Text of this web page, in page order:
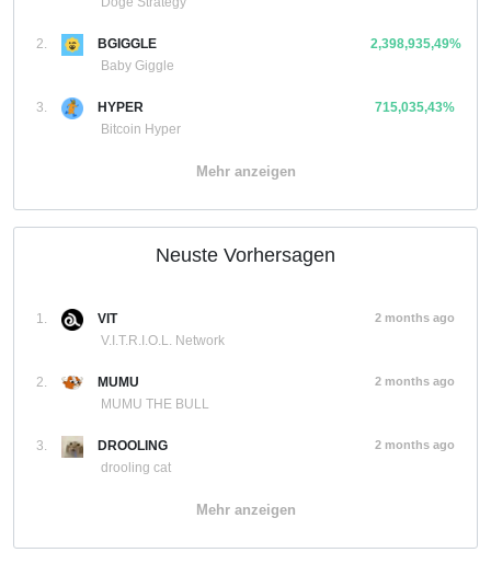
2.
BGIGGLE
Baby Giggle
2,398,935,49%
3.
HYPER
Bitcoin Hyper
715,035,43%
Mehr anzeigen
Neuste Vorhersagen
1.
VIT
V.I.T.R.I.O.L. Network
2 months ago
2.
MUMU
MUMU THE BULL
2 months ago
3.
DROOLING
drooling cat
2 months ago
Mehr anzeigen